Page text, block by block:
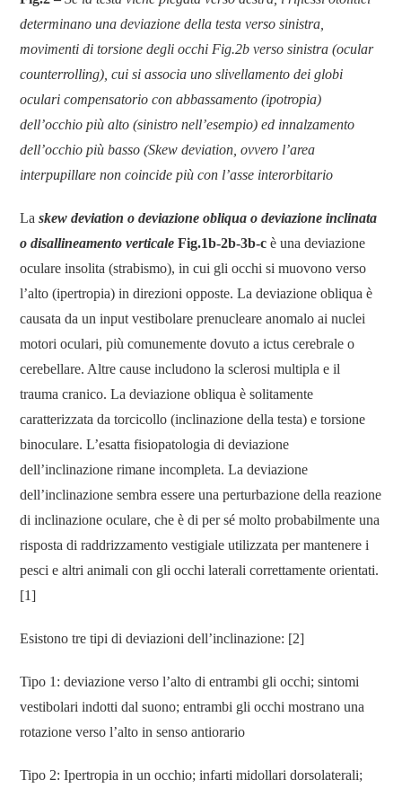
determinano una deviazione della testa verso sinistra,
movimenti di torsione degli occhi Fig.2b verso sinistra (ocular
counterrolling), cui si associa uno slivellamento dei globi
oculari compensatorio con abbassamento (ipotropia)
dell’occhio più alto (sinistro nell’esempio) ed innalzamento
dell’occhio più basso (Skew deviation, ovvero l’area
interpupillare non coincide più con l’asse interorbitario
Laskew deviation o deviazione obliqua o deviazione inclinata
o disallineamento verticaleFig.1b-2b-3b-c è una deviazione
oculare insolita (strabismo), in cui gli occhi si muovono verso
l’alto (ipertropia) in direzioni opposte. La deviazione obliqua è
causata da un input vestibolare prenucleare anomalo ai nuclei
motori oculari, più comunemente dovuto a ictus cerebrale o
cerebellare. Altre cause includono la sclerosi multipla e il
trauma cranico. La deviazione obliqua è solitamente
caratterizzata da torcicollo (inclinazione della testa) e torsione
binoculare. L’esatta fisiopatologia di deviazione
dell’inclinazione rimane incompleta. La deviazione
dell’inclinazione sembra essere una perturbazione della reazione
di inclinazione oculare, che è di per sé molto probabilmente una
risposta di raddrizzamento vestigiale utilizzata per mantenere i
pesci e altri animali con gli occhi laterali correttamente orientati.
[1]
Esistono tre tipi di deviazioni dell’inclinazione: [2]
Tipo 1: deviazione verso l’alto di entrambi gli occhi; sintomi
vestibolari indotti dal suono; entrambi gli occhi mostrano una
rotazione verso l’alto in senso antiorario
Tipo 2: Ipertropia in un occhio; infarti midollari dorsolaterali;